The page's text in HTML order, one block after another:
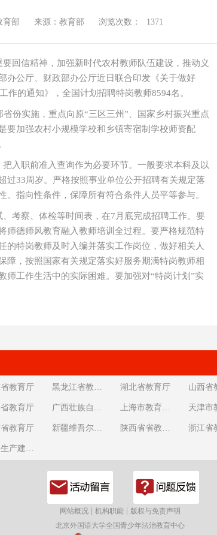
育部 来源：教育部 浏览次数： 1371
回信精神，加强新时代农村教师队伍建设，推动义
办公厅、财政部办公厅近日联合印发《关于做好
作的通知》，全国计划招聘特岗教师8594名。
省份实施，重点向原“三区三州”、国家乡村振兴重点
要加强农村小规模学校和乡镇寄宿制学校师资配
入职前准入查询作为必要环节。一般要求本科及以
过33周岁。严格按照事业单位公开招聘有关规定落
指向性条件，保障所有符合条件人员平等参与。
考察、体检等时间表，在7月底完成招聘工作。要
师德师风教育融入教师培训全过程。要严格规范特
的特岗教师及时入编并落实工作岗位，做好相关人
障，按照国家有关规定落实好服务期满特岗教师相
师工作生活中的实际困难。要加强对“特岗计划”实
教育厅 黑龙江省教育厅 湖北省教育厅 山西省
教育厅 广西壮族自治区教育厅 上海市教育委员会
教育厅 新疆维吾尔自治区教育厅 陕西省省教育厅 浙江省
新疆生产建设兵团教育局
网站概况 机构职能
版权与免责声明
北京外国语大学全国青少年法治教育中心